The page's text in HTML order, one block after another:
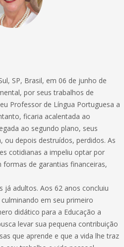
SP, Brasil, em 06 de junho de
por seus trabalhos de
Professor de Língua Portuguesa a
ficaria acalentada ao
ao segundo plano, seus
ou depois destruídos, perdidos. As
cotidianas a impeliu optar por
de garantias financeiras,
já adultos. Aos 62 anos concluiu
em seu primeiro
didático para a Educação a
levar sua pequena contribuição
que aprende e que a vida lhe traz